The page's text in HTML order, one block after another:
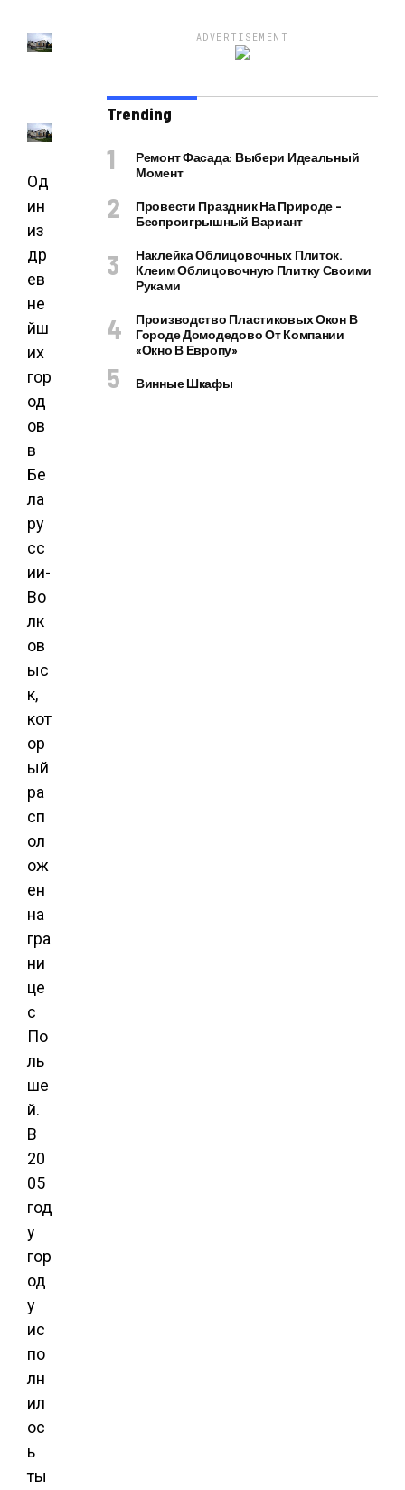
Од
ин
из
др
ев
не
йш
их
гор
од
ов
в
Бе
ла
ру
сс
ии-
Во
лк
ов
ыс
к,
кот
ор
ый
ра
сп
ол
ож
ен
на
гра
ни
це
с
По
ль
ше
й.
В
20
05
год
у
гор
од
у
ис
по
лн
ил
ос
ь
ты
ADVERTISEMENT
Trending
Ремонт Фасада: Выбери Идеальный
Момент
Провести Праздник На Природе –
Беспроигрышный Вариант
Наклейка Облицовочных Плиток.
Клеим Облицовочную Плитку Своими
Руками
Производство Пластиковых Окон В
Городе Домодедово От Компании
«Окно В Европу»
Винные Шкафы